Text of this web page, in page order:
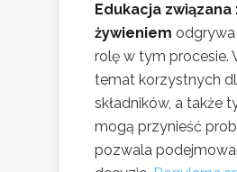
Edukacja związana
żywieniem
rolę w tym procesie.
temat korzystnych
składników, a także
mogą przynieść
pozwala